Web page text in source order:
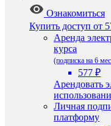
Ознакомиться
Купить доступ от
Аренда
курса
(подписка на 6
577 ₽
Арендовать
Личная
платформу